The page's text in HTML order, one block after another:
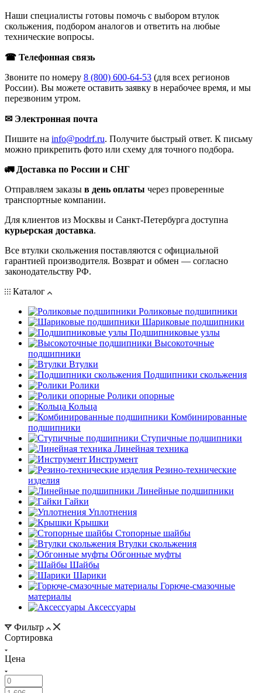
Наши специалисты готовы помочь с выбором втулок
скольжения, подбором аналогов и ответить на любые
технические вопросы.
☎ Телефонная связь
Звоните по номеру 8 (800) 600-64-53 (для всех регионов
России). Вы можете оставить заявку в нерабочее время, и мы
перезвоним утром.
✉ Электронная почта
Пишите на info@podrf.ru. Получите быстрый ответ. К письму
можно прикрепить фото или схему для точного подбора.
🚛 Доставка по России и СНГ
Отправляем заказы в день оплаты через проверенные
транспортные компании.
Для клиентов из Москвы и Санкт-Петербурга доступна
курьерская доставка.
Все втулки скольжения поставляются с официальной
гарантией производителя. Возврат и обмен — согласно
законодательству РФ.
Каталог
Роликовые подшипники
Шариковые подшипники
Подшипниковые узлы
Высокоточные
подшипники
Втулки
Подшипники скольжения
Ролики
Ролики опорные
Кольца
Комбинированные
подшипники
Ступичные подшипники
Линейная техника
Инструмент
Резино-технические
изделия
Линейные подшипники
Гайки
Уплотнения
Крышки
Стопорные шайбы
Втулки скольжения
Обгонные муфты
Шайбы
Шарики
Горюче-смазочные
материалы
Аксессуары
Фильтр
Сортировка
Цена